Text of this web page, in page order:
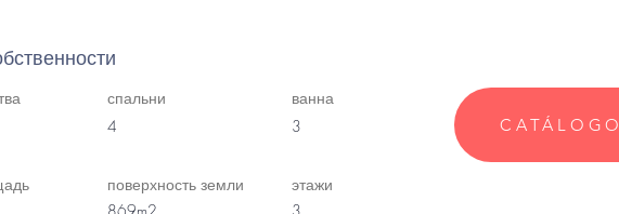
спальни
4
ванна
3
CATÁLOGO
поверхность земли
этажи